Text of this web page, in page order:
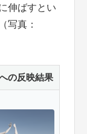
伸ばすとい
写真：
の反映結果